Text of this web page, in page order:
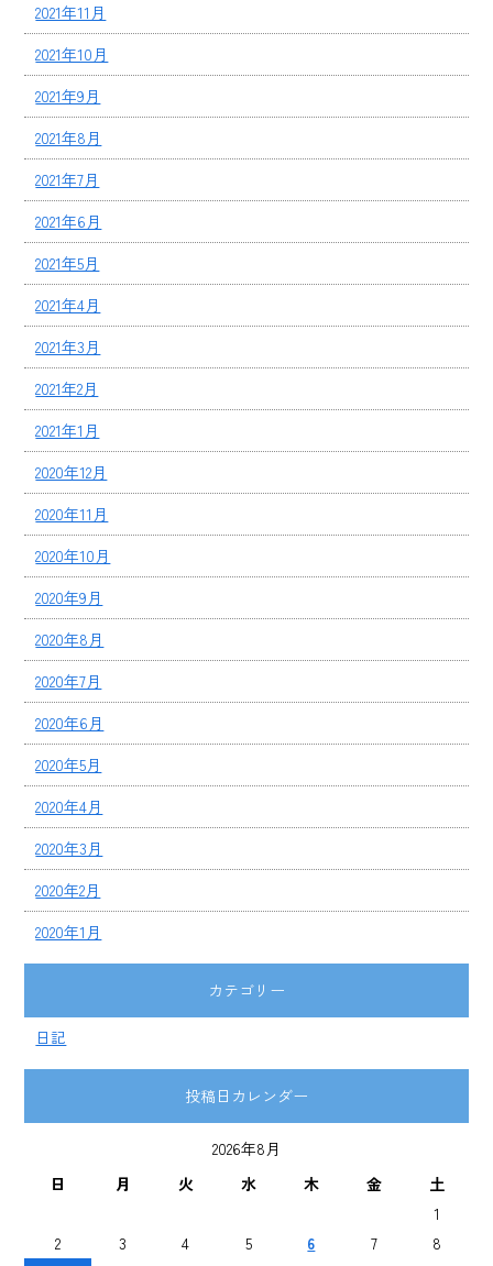
2021年11月
2021年10月
2021年9月
2021年8月
2021年7月
2021年6月
2021年5月
2021年4月
2021年3月
2021年2月
2021年1月
2020年12月
2020年11月
2020年10月
2020年9月
2020年8月
2020年7月
2020年6月
2020年5月
2020年4月
2020年3月
2020年2月
2020年1月
カテゴリー
日記
投稿日カレンダー
2026年8月
日
月 火 水 木 金
土
1
2
3 4 5 6 7
8